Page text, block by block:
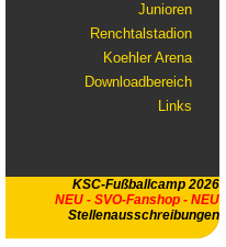
Junioren
Renchtalstadion
Koehler Arena
Downloadbereich
Links
KSC-Fußballcamp 2026
NEU - SVO-Fanshop - NEU
Stellenausschreibungen